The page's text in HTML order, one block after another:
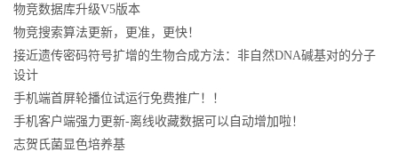
物竞数据库升级V5版本
物竞搜索算法更新，更准，更快！
接近遗传密码符号扩增的生物合成方法：非自然DNA碱基对的分子
设计
手机端首屏轮播位试运行免费推广！！
手机客户端强力更新-离线收藏数据可以自动增加啦！
志贺氏菌显色培养基